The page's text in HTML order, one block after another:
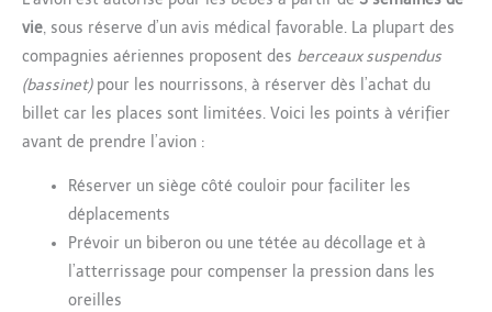
vie, sous réserve d’un avis médical favorable. La plupart des
compagnies aériennes proposent des berceaux suspendus
(bassinet)pour les nourrissons, à réserver dès l’achat du
billet car les places sont limitées. Voici les points à vérifier
avant de prendre l’avion :
Réserver un siège côté couloir pour faciliter les
déplacements
Prévoir un biberon ou une tétée au décollage et à
l’atterrissage pour compenser la pression dans les
oreilles